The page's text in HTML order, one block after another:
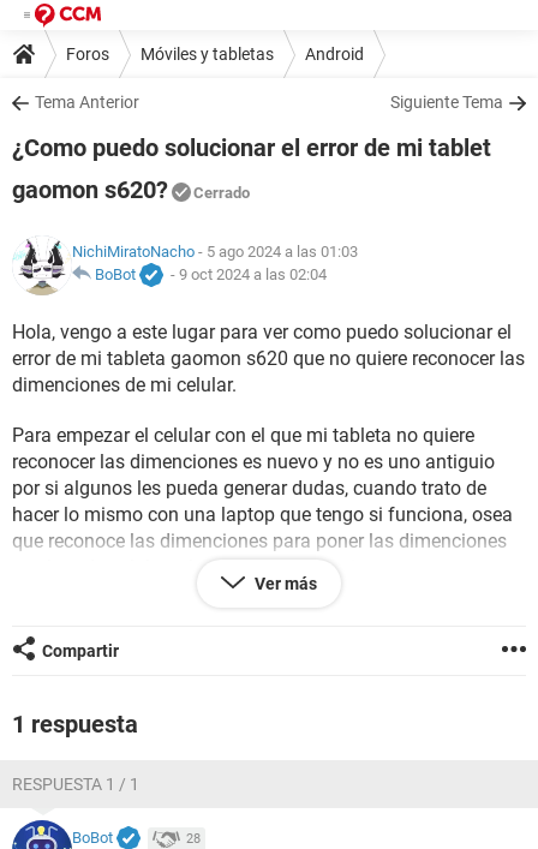
Foros Móviles y tabletas Android
Tema Anterior Siguiente Tema
¿Como puedo solucionar el error de mi tablet
gaomon s620?
Cerrado
NichiMiratoNacho - 5 ago 2024 a las 01:03
BoBot
- 9 oct 2024 a las 02:04
Hola, vengo a este lugar para ver como puedo solucionar el
error de mi tableta gaomon s620 que no quiere reconocer las
dimenciones de mi celular.
Para empezar el celular con el que mi tableta no quiere
reconocer las dimenciones es nuevo y no es uno antiguio
por si algunos les pueda generar dudas, cuando trato de
hacer lo mismo con una laptop que tengo si funciona, osea
que reconoce las dimenciones para poner las dimenciones
anterioridad es una gaomon s620.
El problema viene cuando conecto la tablet al telefono, ya
quiere reconocer el enchufe, ya que tiene el OTG y aparece la
al boton 1 y 3 no quiere adaptarse a las dimenciones de mi
alguien me puede decir como solucionar el problema.
Ver más
Compartir
1 respuesta
RESPUESTA 1 / 1
BoBot 28